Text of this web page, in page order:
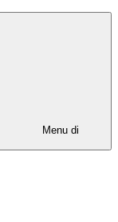
Menu di